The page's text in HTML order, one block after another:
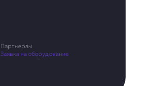
Партнерам
Заявка на оборудование